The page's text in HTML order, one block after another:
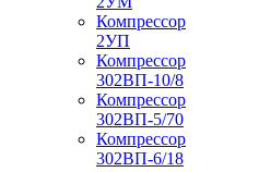
Компрессор
2УП
Компрессор
302ВП-10/8
Компрессор
302ВП-5/70
Компрессор
302ВП-6/18